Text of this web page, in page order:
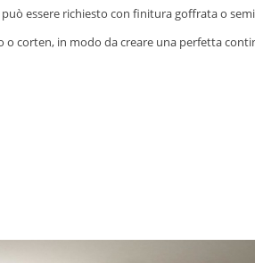
essere richiesto con finitura goffrata o
o corten, in modo da creare una perfetta